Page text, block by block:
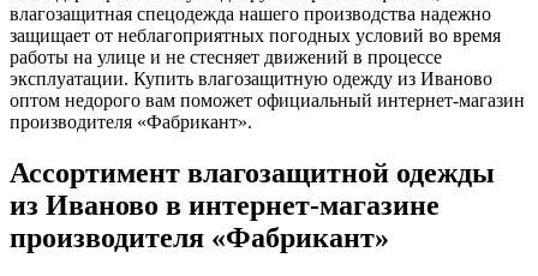
влагозащитная спецодежда нашего производства надежно
защищает от неблагоприятных погодных условий во время
работы на улице и не стесняет движений в процессе
эксплуатации. Купить влагозащитную одежду из Иваново
оптом недорого вам поможет официальный интернет-магазин
производителя «Фабрикант».
Ассортимент влагозащитной одежды
из Иваново в интернет-магазине
производителя «Фабрикант»